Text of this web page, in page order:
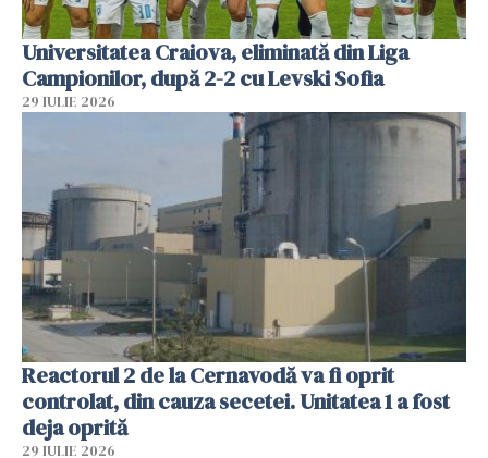
Universitatea Craiova, eliminată din Liga
Campionilor, după 2-2 cu Levski Sofia
29 IULIE 2026
Reactorul 2 de la Cernavodă va fi oprit
controlat, din cauza secetei. Unitatea 1 a fost
deja oprită
29 IULIE 2026